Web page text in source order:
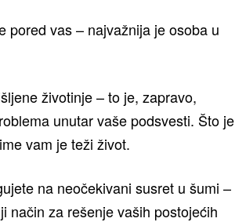
pored vas – najvažnija je osoba u
životinje – to je, zapravo,
unutar vaše podsvesti. Što je
vam je teži život.
na neočekivani susret u šumi –
način za rešenje vaših postojećih